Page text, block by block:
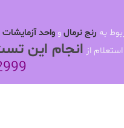
به رنج نرمالوواحد آزمایشات
از انجام این